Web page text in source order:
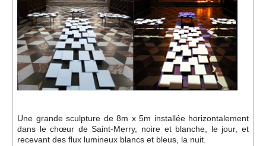
Sacré
Cousinages
Une grande sculpture de 8m x 5m installée horizontalement
dans le chœur de Saint-Merry, noire et blanche, le jour, et
recevant des flux lumineux blancs et bleus, la nuit.